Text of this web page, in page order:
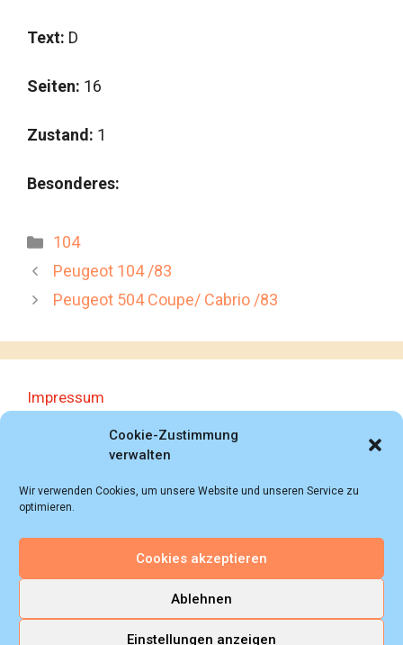
Cookie-Zustimmung
verwalten
Wir verwenden Cookies, um unsere Website und unseren Service zu
optimieren.
Cookies akzeptieren
Ablehnen
Einstellungen anzeigen
Text: D
Seiten: 16
Zustand: 1
Besonderes:
Kategorien
104
Peugeot 104 /83
Peugeot 504 Coupe/ Cabrio /83
Impressum
Datenschutzerklärung
© 2018 - 2026 Autoprospektesammlung (Bernd